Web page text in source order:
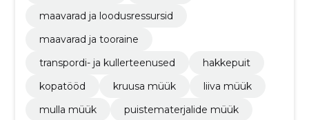
maavarad ja loodusressursid
maavarad ja tooraine
transpordi- ja kullerteenused
hakkepuit
kopatööd
kruusa müük
liiva müük
mulla müük
puistematerjalide müük